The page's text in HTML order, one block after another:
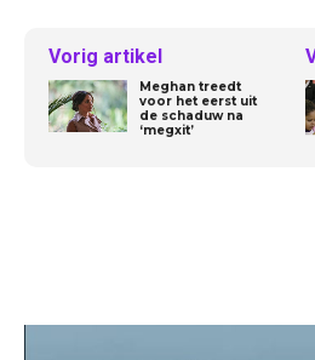
Vorig artikel
Meghan treedt
voor het eerst uit
de schaduw na
‘megxit’